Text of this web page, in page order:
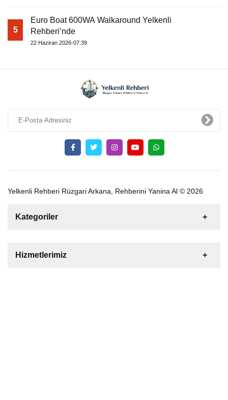
5
Euro Boat 600WA Walkaround Yelkenli
Rehberi’nde
22 Haziran 2026-07:39
Yelkenli Rehberi Rüzgari Arkana, Rehberini Yanina Al © 2026
Kategoriler
Tekne
Hizmetlerimiz